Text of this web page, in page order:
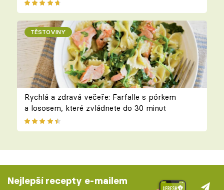
TĚSTOVINY
Rychlá a zdravá večeře: Farfalle s pórkem
a lososem, které zvládnete do 30 minut
Nejlepší recepty e-mailem